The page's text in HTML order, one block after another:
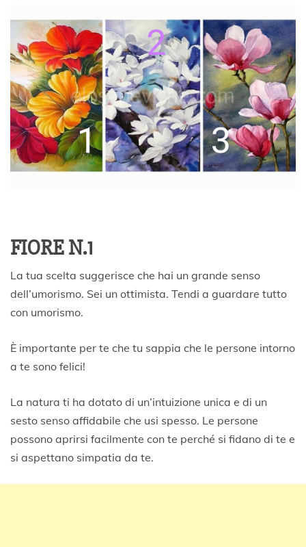
FIORE N.1
La tua scelta suggerisce che hai un grande senso
dell’umorismo. Sei un ottimista. Tendi a guardare tutto
con umorismo.
È importante per te che tu sappia che le persone intorno
a te sono felici!
La natura ti ha dotato di un’intuizione unica e di un
sesto senso affidabile che usi spesso. Le persone
possono aprirsi facilmente con te perché si fidano di te e
si aspettano simpatia da te.